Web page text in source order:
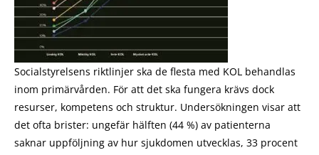
Socialstyrelsens riktlinjer ska de flesta med KOL behandlas
inom primärvården. För att det ska fungera krävs dock
resurser, kompetens och struktur. Undersökningen visar att
det ofta brister: ungefär hälften (44 %) av patienterna
saknar uppföljning av hur sjukdomen utvecklas, 33 procent